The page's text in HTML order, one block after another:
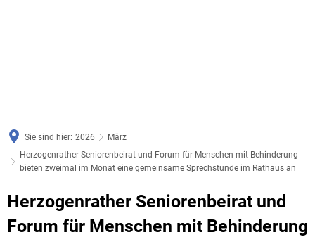
Sie sind hier: 2026
März
Herzogenrather Seniorenbeirat und Forum für Menschen mit Behinderung
bieten zweimal im Monat eine gemeinsame Sprechstunde im Rathaus an
Herzogenrather Seniorenbeirat und
Forum für Menschen mit Behinderung